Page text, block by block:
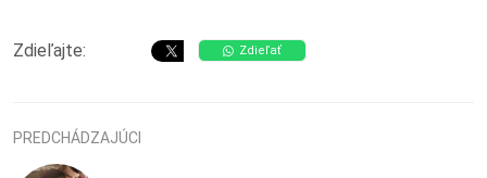
Zdieľajte: Zdieľať
PREDCHÁDZAJÚCI